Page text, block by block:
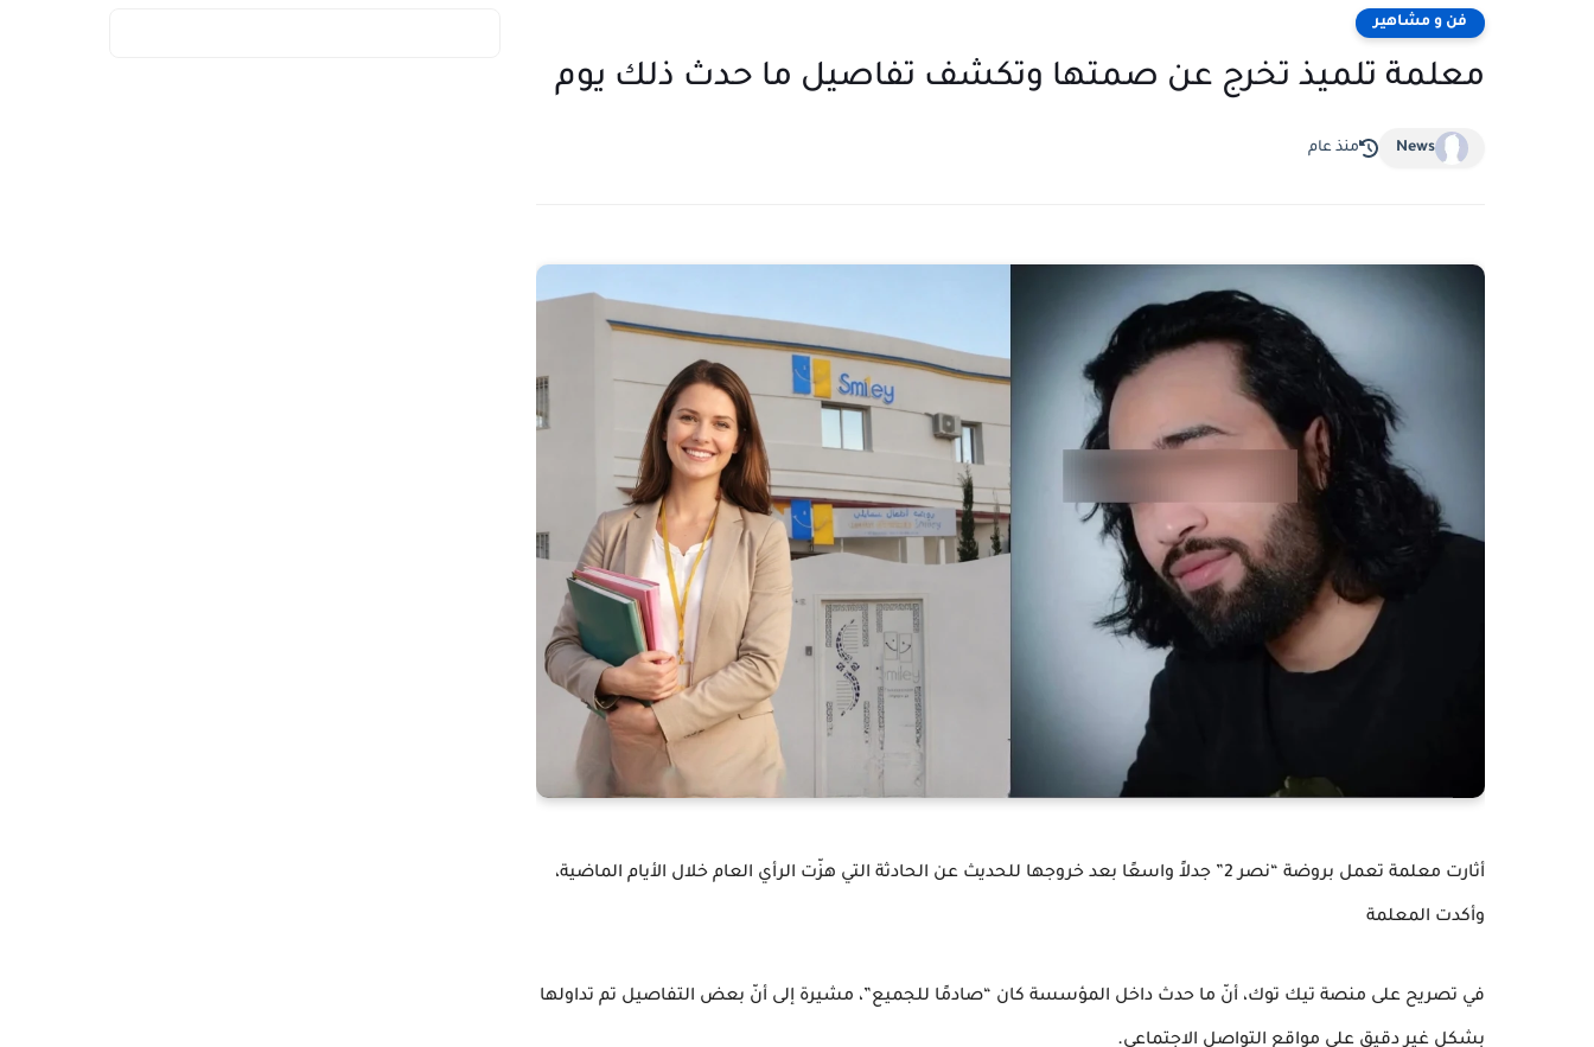
فن و مشاهير
معلمة تلميذ تخرج عن صمتها وتكشف تفاصيل ما حدث ذلك يوم
News منذ عام
أثارت معلمة تعمل بروضة “نصر 2” جدلاً واسعًا بعد خروجها للحديث عن الحادثة التي هزّت الرأي العام خلال الأيام الماضية،
وأكدت المعلمة
في تصريح على منصة تيك توك، أنّ ما حدث داخل المؤسسة كان “صادمًا للجميع”، مشيرة إلى أنّ بعض التفاصيل تم تداولها
بشكل غير دقيق على مواقع التواصل الاجتماعي.